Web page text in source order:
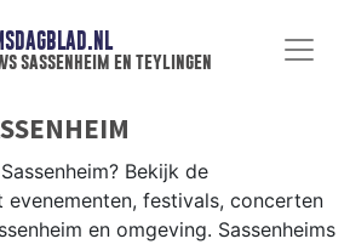
sassenheim en teylingen
Bekijk de
evenementen, festivals, concerten
en omgeving. Sassenheims